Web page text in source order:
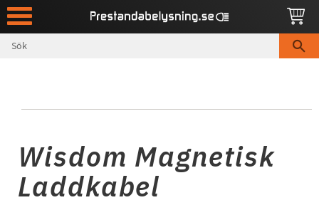
Meny
Wisdom Magnetisk
Laddkabel